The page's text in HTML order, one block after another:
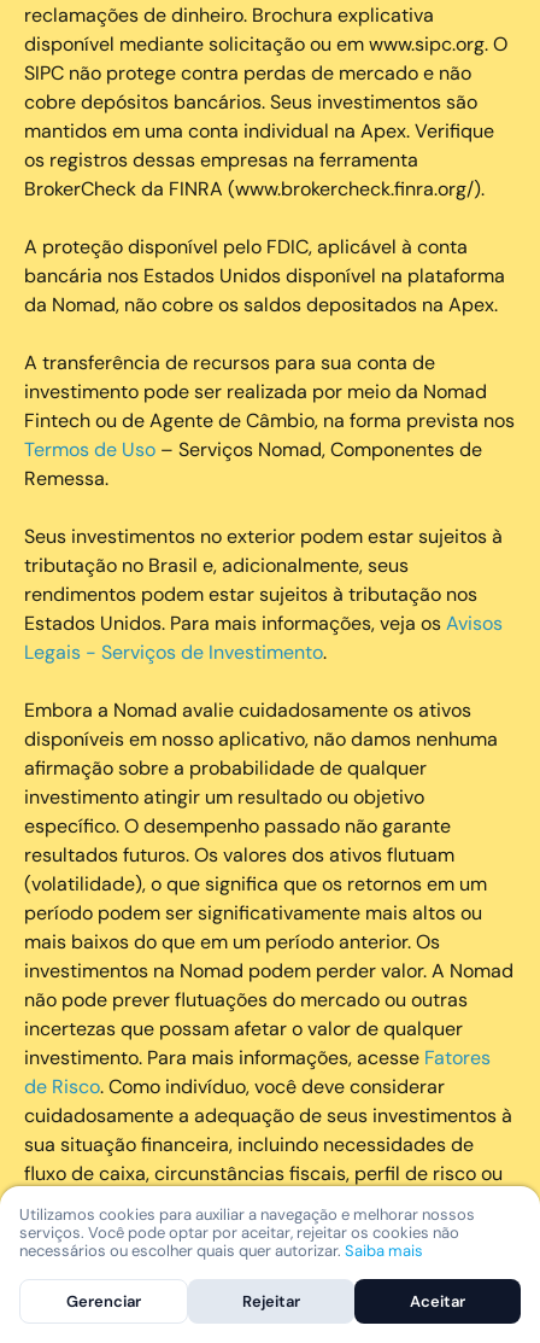
reclamações de dinheiro. Brochura explicativa
disponível mediante solicitação ou em www.sipc.org. O
SIPC não protege contra perdas de mercado e não
cobre depósitos bancários. Seus investimentos são
mantidos em uma conta individual na Apex. Verifique
os registros dessas empresas na ferramenta
BrokerCheck da FINRA (www.brokercheck.finra.org/).
A proteção disponível pelo FDIC, aplicável à conta
bancária nos Estados Unidos disponível na plataforma
da Nomad, não cobre os saldos depositados na Apex.
A transferência de recursos para sua conta de
investimento pode ser realizada por meio da Nomad
Fintech ou de Agente de Câmbio, na forma prevista nos
Termos de Uso – Serviços Nomad, Componentes de
Remessa.
Seus investimentos no exterior podem estar sujeitos à
tributação no Brasil e, adicionalmente, seus
rendimentos podem estar sujeitos à tributação nos
Estados Unidos. Para mais informações, veja osAvisos
Legais - Serviços de Investimento.
Embora a Nomad avalie cuidadosamente os ativos
disponíveis em nosso aplicativo, não damos nenhuma
afirmação sobre a probabilidade de qualquer
investimento atingir um resultado ou objetivo
específico. O desempenho passado não garante
resultados futuros. Os valores dos ativos flutuam
(volatilidade), o que significa que os retornos em um
período podem ser significativamente mais altos ou
mais baixos do que em um período anterior. Os
investimentos na Nomad podem perder valor. A Nomad
não pode prever flutuações do mercado ou outras
incertezas que possam afetar o valor de qualquer
investimento. Para mais informações, acesse Fatores
de Risco. Como indivíduo, você deve considerar
cuidadosamente a adequação de seus investimentos à
sua situação financeira, incluindo necessidades de
fluxo de caixa, circunstâncias fiscais, perfil de risco ou
outros fatores subjetivos. É recomendado que você
utilize todos os recursos disponíveis para se informar
sobre investimentos de maneira geral e sobre a
composição geral de seu portfólio. Questões fiscais ou
legais relativas aos investimentos realizados através da
Utilizamos cookies para auxiliar a navegação e melhorar nossos
serviços. Você pode optar por aceitar, rejeitar os cookies não
necessários ou escolher quais quer autorizar. Saiba mais
Gerenciar Rejeitar Aceitar